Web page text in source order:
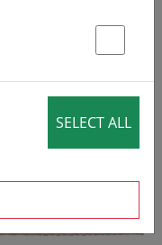
SELECT ALL